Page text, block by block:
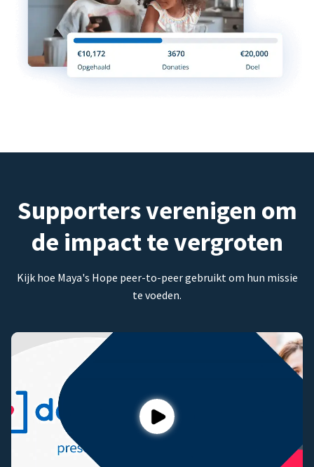
Supporters verenigen om
de impact te vergroten
Kijk hoe Maya's Hope peer-to-peer gebruikt om hun missie
te voeden.
Play